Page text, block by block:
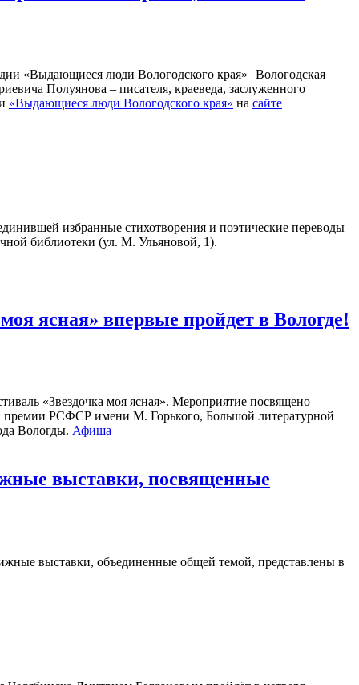
Вологодская
Полуянова – писателя, краеведа, заслуженного
«Выдающиеся люди Вологодского края» на сайте
избранные стихотворения и поэтические переводы
библиотеки (ул. М. Ульяновой, 1).
ясная» впервые пройдет в Вологде!
«Звездочка моя ясная». Мероприятие посвящено
премии РСФСР имени М. Горького, Большой литературной
Вологды. Афиша
выставки, посвященные
выставки, объединенные общей темой, представлены в